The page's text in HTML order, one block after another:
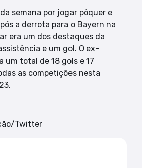
semana por jogar pôquer e
a derrota para o Bayern na
era um dos destaques da
e um gol. O ex-
um total de 18 gols e 17
as competições nesta
Twitter